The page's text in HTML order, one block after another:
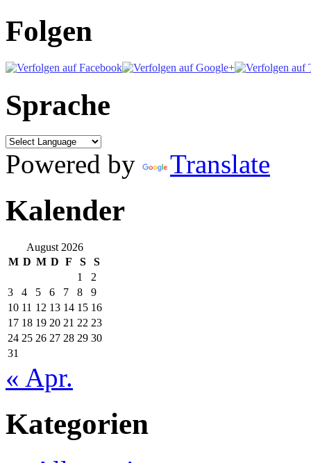
Folgen
Sprache
Powered by Translate
Kalender
August 2026
M D M D F S
S
1
2
3
4 5 6 7 8
9
10 11 12 13 14 15 16
17 18 19 20 21 22 23
24 25 26 27 28 29 30
31
« Apr.
Kategorien